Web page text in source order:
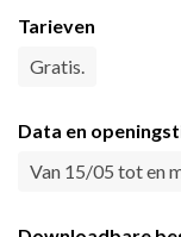
Tarieven
Gratis.
Data en
Van 15/05 tot en